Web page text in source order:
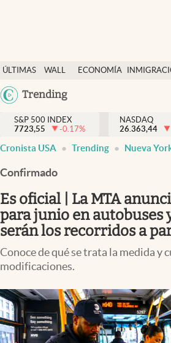
ÚLTIMAS
NOTICIAS
WALL
DÓLAR
ECONOMÍA
Trending
Finanzas y economía
Wall Street y dólar
Inmigración
Espiritual
Streaming
PC y mobile
USA
S&P 500 INDEX
7723,55
-0.17%
NASDAQ
26.363,44
Cronista USA Trending Nueva
Confirmado
Es oficial | La MTA
para junio en autobuses
serán los recorridos a
Conoce de qué se trata la medida y
modificaciones.